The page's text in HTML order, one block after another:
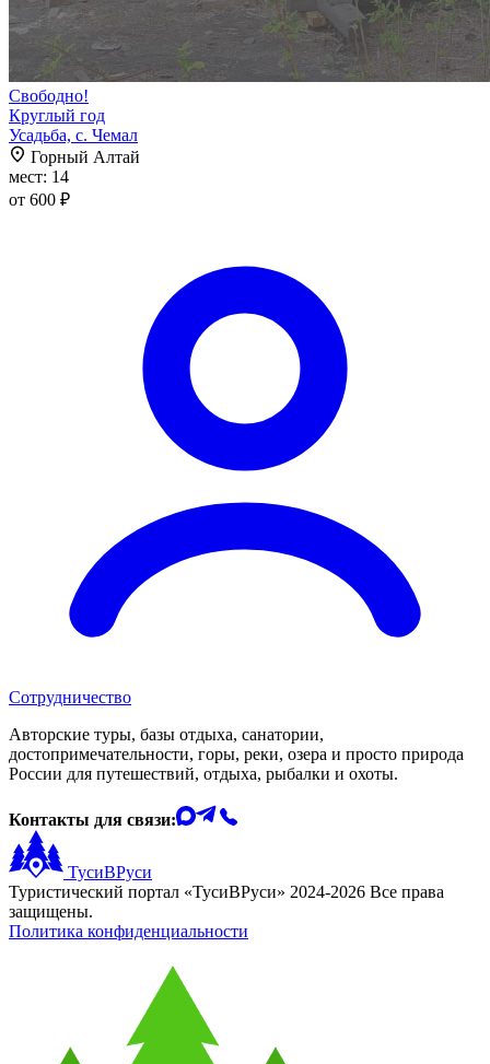
Свободно!
Круглый год
Усадьба, с. Чемал
Горный Алтай
мест: 14
от 600 ₽
Сотрудничество
Авторские туры, базы отдыха, санатории,
достопримечательности, горы, реки, озера и просто природа
России для путешествий, отдыха, рыбалки и охоты.
Контакты для связи:
ТусиВРуси
Туристический портал «ТусиВРуси» 2024-2026 Все права
защищены.
Политика конфиденциальности